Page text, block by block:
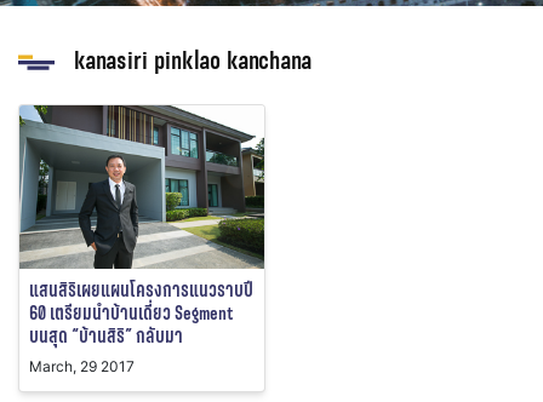
kanasiri pinklao kanchana
แสนสิริเผยแผนโครงการแนวราบปี
60 เตรียมนำบ้านเดี่ยว Segment
บนสุด “บ้านสิริ” กลับมา
March, 29 2017